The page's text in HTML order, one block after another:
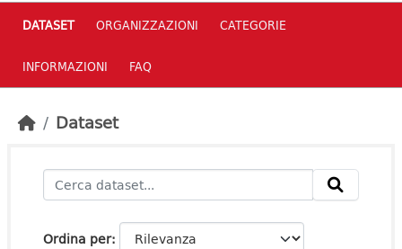
DATASET ORGANIZZAZIONI CATEGORIE
INFORMAZIONI FAQ
Dataset
Ordina per